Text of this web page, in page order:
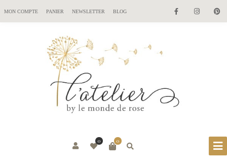
MON COMPTE PANIER NEWSLETTER BLOG
0
0